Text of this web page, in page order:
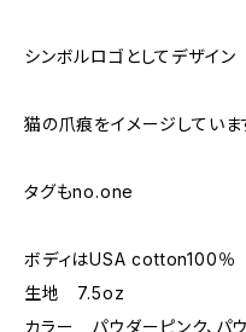
シンボルロゴとしてデザイン
猫の爪痕をイメージしていま
タグもno.one
ボディはUSA cotton100％
生地 7.5oz
カラー パウダーピンク、パ